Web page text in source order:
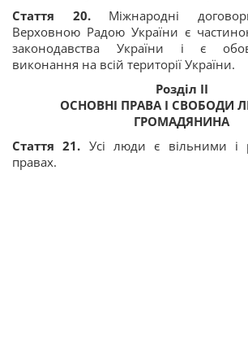
Стаття 20.Міжнародні
Верховною Радою України є
законодавства України і є
виконання на всій території України.
Розділ ІІ
ОСНОВНІ ПРАВА І СВОБОДИ
ГРОМАДЯНИНА
Стаття 21. Усі люди є вільними і
правах.